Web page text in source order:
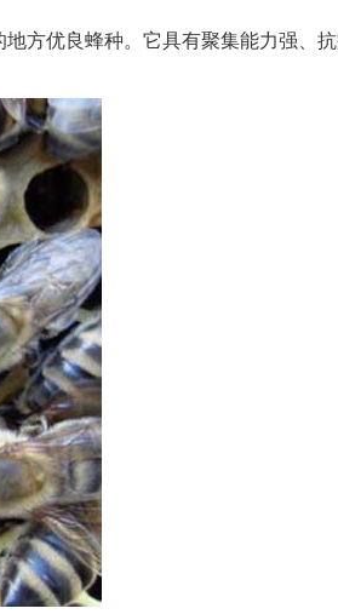
方优良蜂种。它具有聚集能力强、抗